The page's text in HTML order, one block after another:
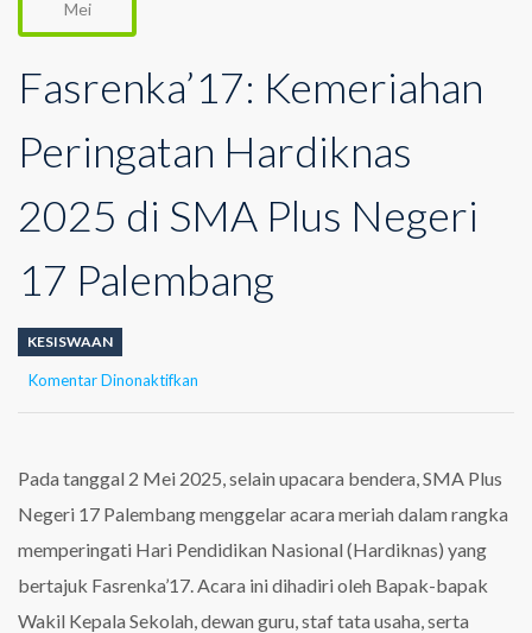
Mei
Fasrenka’17: Kemeriahan
Peringatan Hardiknas
2025 di SMA Plus Negeri
17 Palembang
KESISWAAN
Komentar Dinonaktifkan
Hardiknas
di
SMA
Negeri
17
Pada tanggal 2 Mei 2025, selain upacara bendera, SMA Plus
Negeri 17 Palembang menggelar acara meriah dalam rangka
memperingati Hari Pendidikan Nasional (Hardiknas) yang
bertajuk Fasrenka’17. Acara ini dihadiri oleh Bapak-bapak
Wakil Kepala Sekolah, dewan guru, staf tata usaha, serta